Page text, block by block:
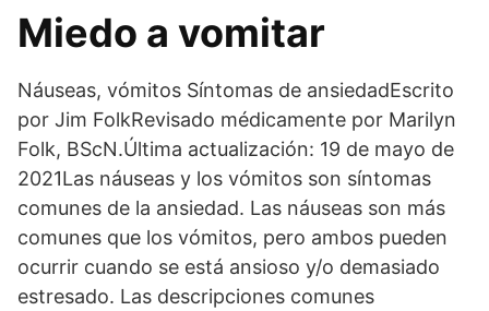
Miedo a vomitar
Náuseas, vómitos Síntomas de ansiedadEscrito
por Jim FolkRevisado médicamente por Marilyn
Folk, BScN.Última actualización: 19 de mayo de
2021Las náuseas y los vómitos son síntomas
comunes de la ansiedad. Las náuseas son más
comunes que los vómitos, pero ambos pueden
ocurrir cuando se está ansioso y/o demasiado
estresado. Las descripciones comunes